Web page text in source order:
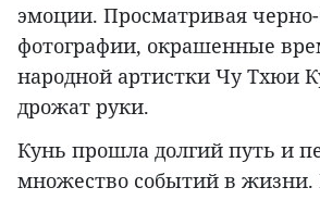
эмоции. Просматривая
фотографии, окрашенные
народной артистки Чу Тхюи
дрожат руки.
Кунь прошла долгий путь и
множество событий в жизни.